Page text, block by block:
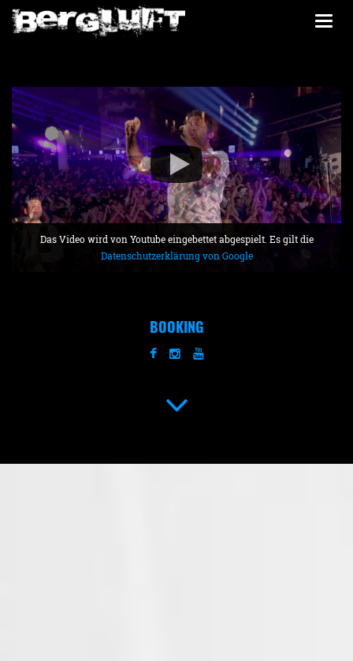
Das Video wird von Youtube eingebettet abgespielt. Es gilt die
Datenschutzerklärung von Google
BOOKING